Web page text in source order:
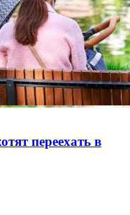
переехать в